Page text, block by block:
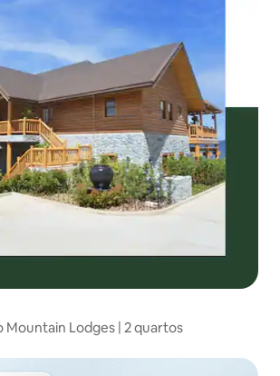
Mountain Lodges | 2 quartos